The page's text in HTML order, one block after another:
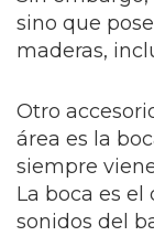
sino que
maderas,
Otro
área es la
siempre
La boca es
sonidos del